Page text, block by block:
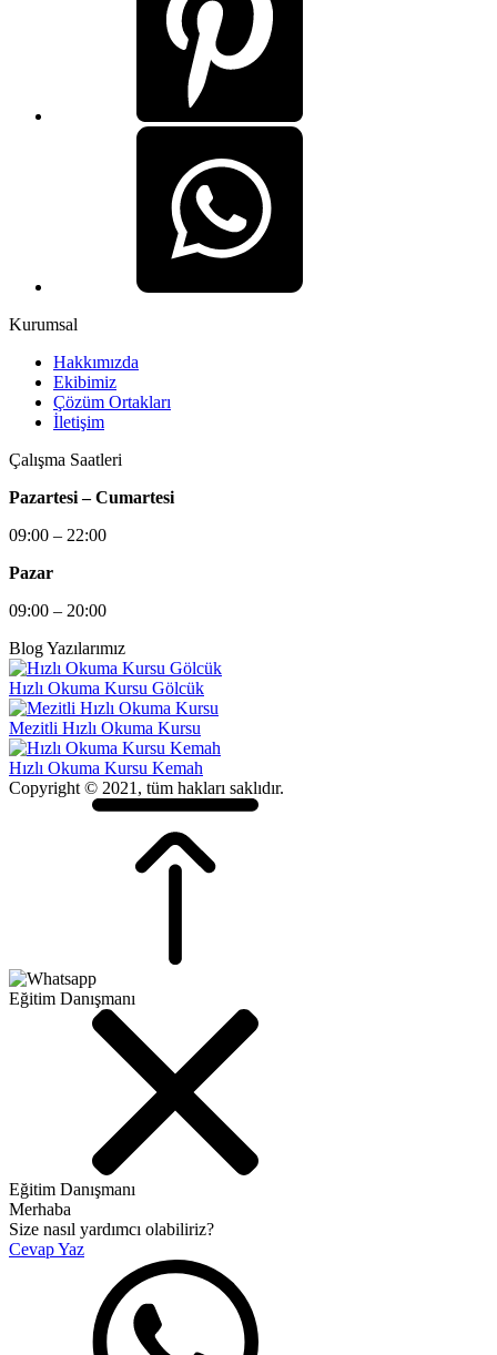
Kurumsal
Hakkımızda
Ekibimiz
Çözüm Ortakları
İletişim
Çalışma Saatleri
Pazartesi – Cumartesi
09:00 – 22:00
Pazar
09:00 – 20:00
Blog Yazılarımız
Hızlı Okuma Kursu Gölcük
Mezitli Hızlı Okuma Kursu
Hızlı Okuma Kursu Kemah
Copyright © 2021, tüm hakları saklıdır.
Eğitim Danışmanı
Eğitim Danışmanı
Merhaba
Size nasıl yardımcı olabiliriz?
Cevap Yaz